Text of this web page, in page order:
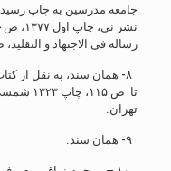
جامعه مدرسین به چاپ
رساله فی الاجتهاد و التقلید، ص ۱۰۰و۱۰۱( قم ۱۳۸۵،
تا ص
تهران.